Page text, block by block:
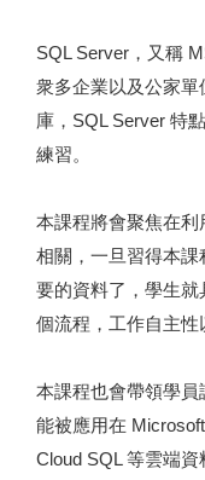
SQL Server，又稱
衆多企業以及公家
庫，SQL Server 特
練習。
本課程將會聚焦在
相關，一旦習得本
要的資料了，學生
個流程，工作自主性
本課程也會帶領學
能被應用在
Cloud SQL 等雲端